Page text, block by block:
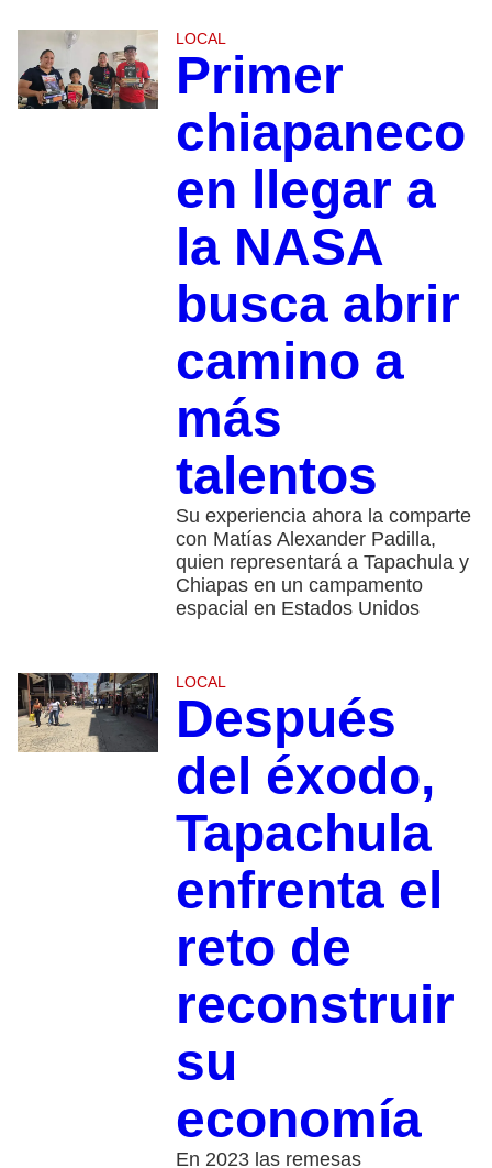
LOCAL
Primer
chiapaneco
en llegar a
la NASA
busca abrir
camino a
más
talentos
Su experiencia ahora la comparte
con Matías Alexander Padilla,
quien representará a Tapachula y
Chiapas en un campamento
espacial en Estados Unidos
LOCAL
Después
del éxodo,
Tapachula
enfrenta el
reto de
reconstruir
su
economía
En 2023 las remesas